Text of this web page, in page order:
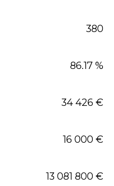
380
86.17 %
34 426 €
16 000 €
13 081 800 €